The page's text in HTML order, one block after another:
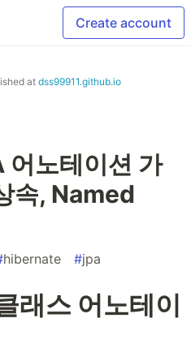
Create account
atdss99911.github.io
노테이션 가
속, Named
hibernate #jpa
래스 어노테이